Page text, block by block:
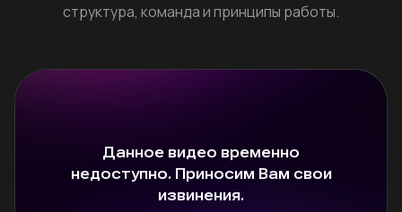
структура, команда и принципы работы.